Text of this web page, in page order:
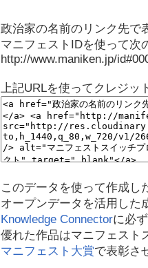
政治家の名前のリンク先で
マニフェストIDを使って次
http://www.maniken.jp/
上記URLを使ってクレジッ
このデータを使って作成し
オープンデータを活用した
Knowledge Connectorに必
優れた作品はマニフェスト
マニフェスト大賞で表彰さ